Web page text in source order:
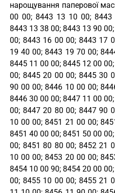
нарощування паперової
00 00; 8443 13 10 00;
8443 13 38 00; 8443 13 90
00; 8443 16 00 00; 8443 17
19 40 00; 8443 19 70 00;
8445 11 00 00; 8445 12 00
00; 8445 20 00 00; 8445 30
90 00 00; 8446 10 00 00;
8446 30 00 00; 8447 11 00
00; 8447 20 80 00; 8447 90
10 00 00; 8451 21 00 00;
8451 40 00 00; 8451 50 00
00; 8451 80 80 00; 8452 21
10 00 00; 8453 20 00 00;
8454 10 00 90; 8454 20 00
00; 8455 10 00 00; 8455 21